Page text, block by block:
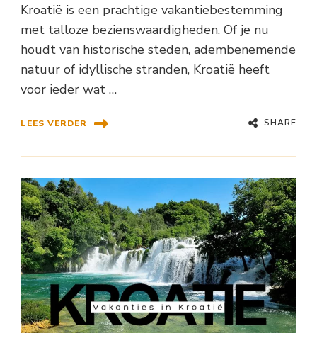
Kroatië is een prachtige vakantiebestemming
met talloze bezienswaardigheden. Of je nu
houdt van historische steden, adembenemende
natuur of idyllische stranden, Kroatië heeft
voor ieder wat …
LEES VERDER SHARE